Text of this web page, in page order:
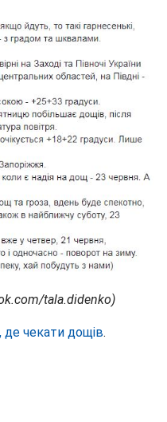
tala.didenko)
де чекати дощів.